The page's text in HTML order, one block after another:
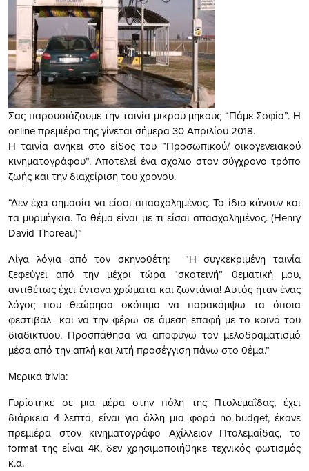
Σας παρουσιάζουμε την ταινία μικρού μήκους “Πάμε Σοφία”. Η
online πρεμιέρα της γίνεται σήμερα 30 Απριλίου 2018.
Η ταινία ανήκει στο είδος του “Προσωπικού/ οικογενειακού
κινηματογράφου”. Αποτελεί ένα σχόλιο στον σύγχρονο τρόπο
ζωής και την διαχείριση του χρόνου.
“Δεν έχει σημασία να είσαι απασχολημένος. Το ίδιο κάνουν και
τα μυρμήγκια. Το θέμα είναι με τι είσαι απασχολημένος. (Henry
David Thoreau)”
Λίγα λόγια από τον σκηνοθέτη: “Η συγκεκριμένη ταινία
ξεφεύγει από την μέχρι τώρα “σκοτεινή” θεματική μου,
αντιθέτως έχει έντονα χρώματα και ζωντάνια! Αυτός ήταν ένας
λόγος που θεώρησα σκόπιμο να παρακάμψω τα όποια
φεστιβάλ και να την φέρω σε άμεση επαφή με το κοινό του
διαδικτύου. Προσπάθησα να αποφύγω τον μελοδραματισμό
μέσα από την απλή και λιτή προσέγγιση πάνω στο θέμα.”
Μερικά trivia:
Γυρίστηκε σε μια μέρα στην πόλη της Πτολεμαΐδας, έχει
διάρκεια 4 λεπτά, είναι για άλλη μια φορά no-budget, έκανε
πρεμιέρα στον κινηματογράφο Αχίλλειον Πτολεμαΐδας, το
format της είναι 4Κ, δεν χρησιμοποιήθηκε τεχνικός φωτισμός
κ.α.